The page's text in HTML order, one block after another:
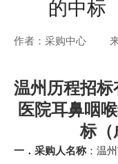
的中标
作者：采购中心
温州历程招
医院耳鼻咽
标（
一．采购人名称： 温